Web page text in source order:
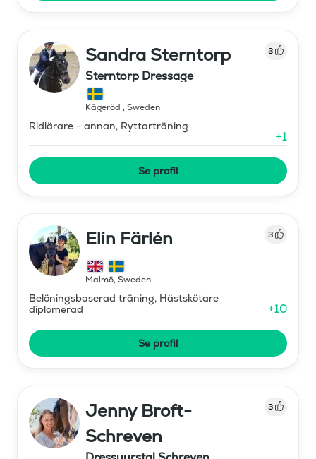
Sandra Sterntorp 3
Sterntorp Dressage
Kågeröd , Sweden
Ridlärare - annan, Ryttarträning
+1
Se profil
Elin Färlén 3
Malmö, Sweden
Belöningsbaserad träning, Hästskötare
diplomerad
+10
Se profil
Jenny Broft-
Schreven
3